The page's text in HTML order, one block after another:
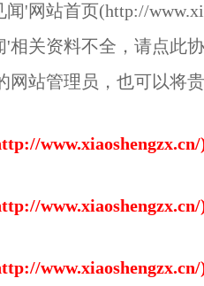
'网站首页(http://
'相关资料不全，请点此
网站管理员，也可以将